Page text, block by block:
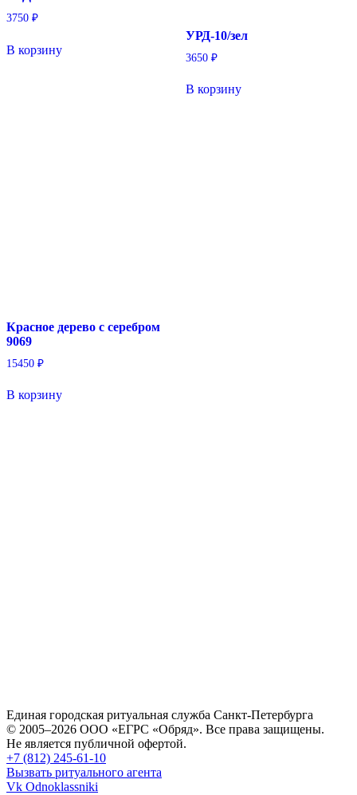
3750 ₽
В корзину
УРД-10/зел
3650 ₽
В корзину
Красное дерево с серебром
9069
15450 ₽
В корзину
Единая городская ритуальная служба Санкт-Петербурга
© 2005–2026 ООО «ЕГРС «Обряд». Все права защищены.
Не является публичной офертой.
+7 (812) 245-61-10
Вызвать ритуального агента
Vk Odnoklassniki